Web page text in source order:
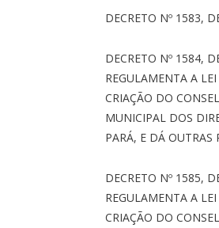
DECRETO Nº 1583,
DECRETO Nº 1584,
REGULAMENTA A
CRIAÇÃO DO
MUNICIPAL DOS
PARÁ, E DÁ OUTRAS
DECRETO Nº 1585,
REGULAMENTA A
CRIAÇÃO DO